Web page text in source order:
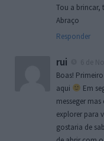
Tou a brincar,
Abraço
Responder
rui
Boas!
aqui
Em
messeger
explorer para
gostaria de